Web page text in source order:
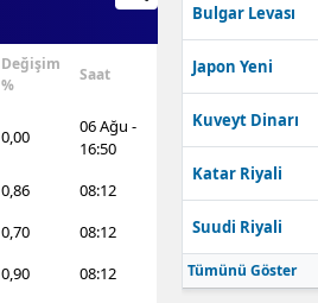
Değişim
%
Saat
0,00
06 Ağu -
16:50
0,86
08:12
0,70
08:12
0,90
08:12
Bulgar Levası
Japon Yeni
Kuveyt Dinarı
Katar Riyali
Suudi Riyali
Tümünü Göster